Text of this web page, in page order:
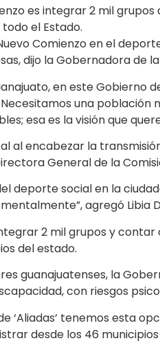
es integrar 2 mil
el Estado.
Comienzo en el
dijo la Gobernadora de
en este Gobierno
una población
esa es la visión que
al encabezar la
General de la
deporte social en la
agregó Libia
2 mil grupos y
del estado.
guanajuatenses, la
con riesgos
‘Aliadas’ tenemos esta
desde los 46